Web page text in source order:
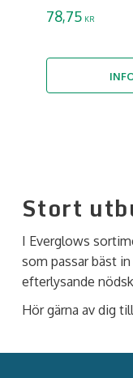
78,75 KR
Stort
I Everglows
som passar bäst
efterlysande
Hör gärna av dig